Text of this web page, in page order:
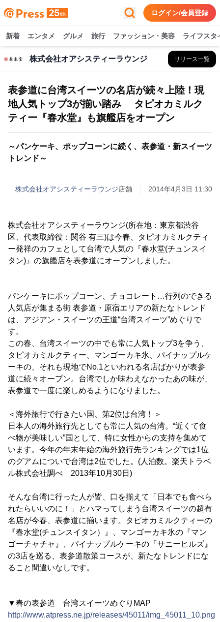
ログイン/会員登録
新着 エンタメ グルメ 旅行 ファッション・美容 ライフスタ
株式会社オアシスティーラウンジ リリース一覧
表参道に台湾スイーツの名店が続々上陸！現
地人気トップ3が揃い踏み タピオカミルク
ティー『春水堂』も旗艦店をオープン
～パンケーキ、ポップコーンに続く、表参道・新スイーツ
トレンド～
株式会社オアシスティーラウンジ店舗 2014年4月3日 11:30
株式会社オアシスティーラウンジ(所在地：東京都渋谷
区、代表取締役：関谷 有三)は今春、タピオカミルクティ
ー発祥のカフェとして台湾で人気の『春水堂(チュンスイ
タン)』の旗艦店を表参道にオープンしました。
パンケーキにポップコーン、チョコレート…行列のできる
人気店が集まる街 表参道・原宿エリアの新たなトレンド
は、アジアン・スイーツの王道“台湾スイーツ”めぐりで
す。
この春、台湾スイーツの中でも常に人気トップ3を争う、
タピオカミルクティー、マンゴーカキ氷、パイナップルケ
ーキの、それも現地でNo.1といわれる名店ばかりが表参
道に続々オープン。台湾でしか味わえなかったあの味が、
表参道で一度に楽しめるようになりました。
＜海外旅行で行きたい国、第2位は台湾！＞
日本人の海外旅行先としても常に人気の台湾。“近くて食
べ物が美味しい”国として、特に女性からの支持を集めて
います。今年の年末年始の海外旅行先ランキングでは1位
のグアムについで台湾は2位でした。(人泊数。楽天トラベ
ル株式会社調べ 2013年10月30日)
そんな台湾に行った人が皆、口を揃えて「日本でも食べら
れたらいいのに！」とハマってしまう台湾スイーツの超有
名店が今春、表参道に揃います。タピオカミルクティーの
『春水堂(チュンスイタン）』、マンゴーカキ氷の『マン
ゴーチャチャ』、パイナップルケーキの『サニーヒルズ』
の3店を巡る、表参道散策コースが、新たなトレンドにな
ること間違いなしです。
▼春の表参道 台湾スイーツめぐりMAP
http://www.atpress.ne.jp/releases/45011/img_45011_10.png